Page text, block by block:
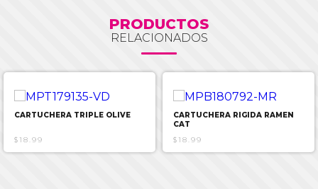
PRODUCTOS
RELACIONADOS
CARTUCHERA TRIPLE OLIVE
$18.99
CARTUCHERA RIGIDA RAMEN
CAT
$18.99